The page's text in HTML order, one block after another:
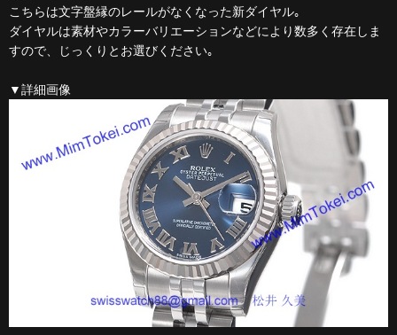
こちらは文字盤縁のレールがなくなった新ダイヤル｡
ダイヤルは素材やカラーバリエーションなどにより数多く存在しま
すので、じっくりとお選びください｡
▼詳細画像